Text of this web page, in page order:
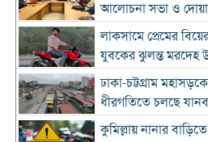
আলোচনা সভা ও
লাকসামে প্রেমের
যুবকের ঝুলন্ত মরদেহ
ঢাকা-চট্টগ্রাম
ধীরগতিতে চলছে
কুমিল্লায় নানার